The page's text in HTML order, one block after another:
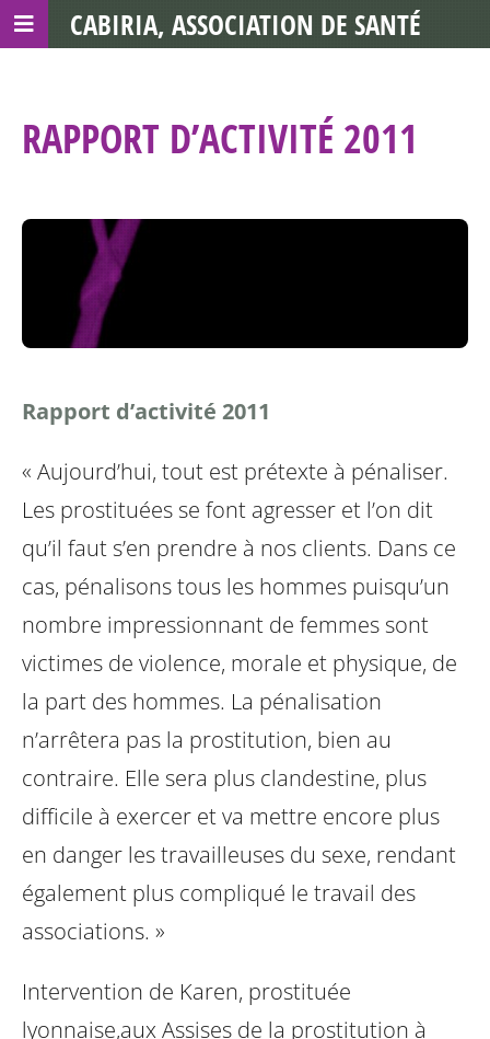
RAPPORT D’ACTIVITÉ 2011
Rapport d’activité 2011
« Aujourd’hui, tout est prétexte à pénaliser.
Les prostituées se font agresser et l’on dit
qu’il faut s’en prendre à nos clients. Dans ce
cas, pénalisons tous les hommes puisqu’un
nombre impressionnant de femmes sont
victimes de violence, morale et physique, de
la part des hommes. La pénalisation
n’arrêtera pas la prostitution, bien au
contraire. Elle sera plus clandestine, plus
difficile à exercer etva mettre encore plus
en danger les travailleuses du sexe, rendant
également plus compliqué le travail des
associations. »
Intervention de Karen, prostituée
lyonnaise,aux Assises de la prostitution à
CABIRIA, ASSOCIATION DE SANTÉ